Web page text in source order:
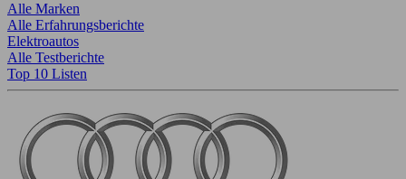
Alle Marken
Alle Erfahrungsberichte
Elektroautos
Alle Testberichte
Top 10 Listen